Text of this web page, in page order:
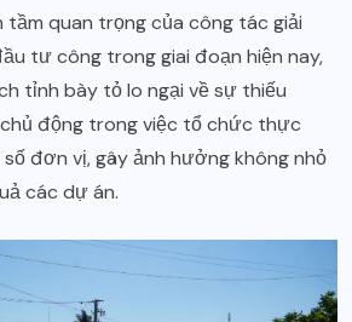
tầm quan trọng của công tác giải
tư công trong giai đoạn hiện nay,
tỉnh bày tỏ lo ngại về sự thiếu
động trong việc tổ chức thực
đơn vị, gây ảnh hưởng không nhỏ
các dự án.